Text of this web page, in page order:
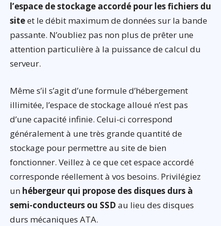
l’espace de stockage accordé pour les fichiers du
siteet le débit maximum de données sur la bande
passante. N’oubliez pas non plus de prêter une
attention particulière à la puissance de calcul du
serveur.
Même s’il s’agit d’une formule d’hébergement
illimitée, l’espace de stockage alloué n’est pas
d’une capacité infinie. Celui-ci correspond
généralement à une très grande quantité de
stockage pour permettre au site de bien
fonctionner. Veillez à ce que cet espace accordé
corresponde réellement à vos besoins. Privilégiez
un hébergeur qui propose des disques durs à
semi-conducteurs ou SSD au lieu des disques
durs mécaniques ATA.